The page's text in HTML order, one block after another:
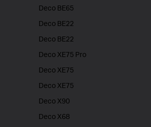
Deco BE65
Deco BE22
Deco BE22
Deco XE75 Pro
Deco XE75
Deco XE75
Deco X90
Deco X68